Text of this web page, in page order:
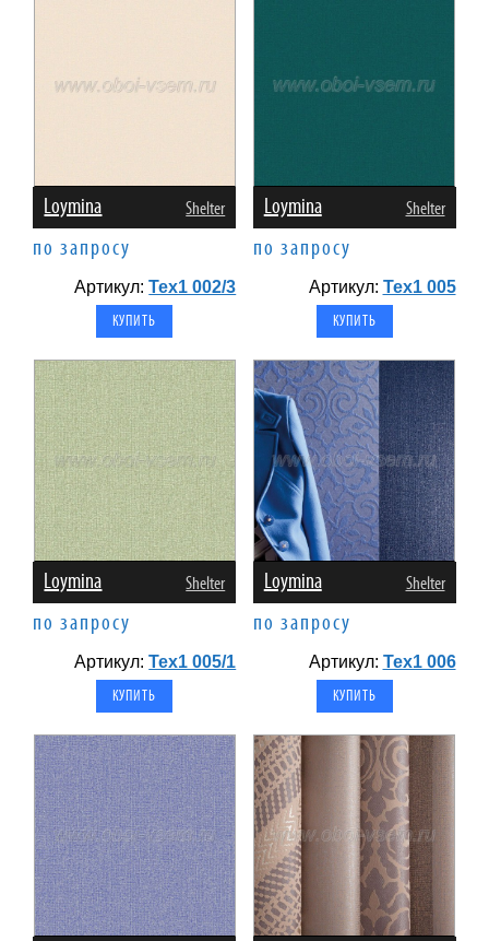
Loymina Shelter
по запросу
Артикул:Tex1 002/3
Loymina Shelter
по запросу
Артикул: Tex1 005
Loymina Shelter
по запросу
Артикул:Tex1 005/1
Loymina Shelter
по запросу
Артикул: Tex1 006